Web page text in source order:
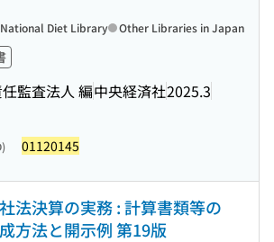
監査法人 編中央経済社2025.3
National Diet Library Other Libraries in Japan
01120145
法決算の実務 : 計算書類等の
方法と開示例 第19版